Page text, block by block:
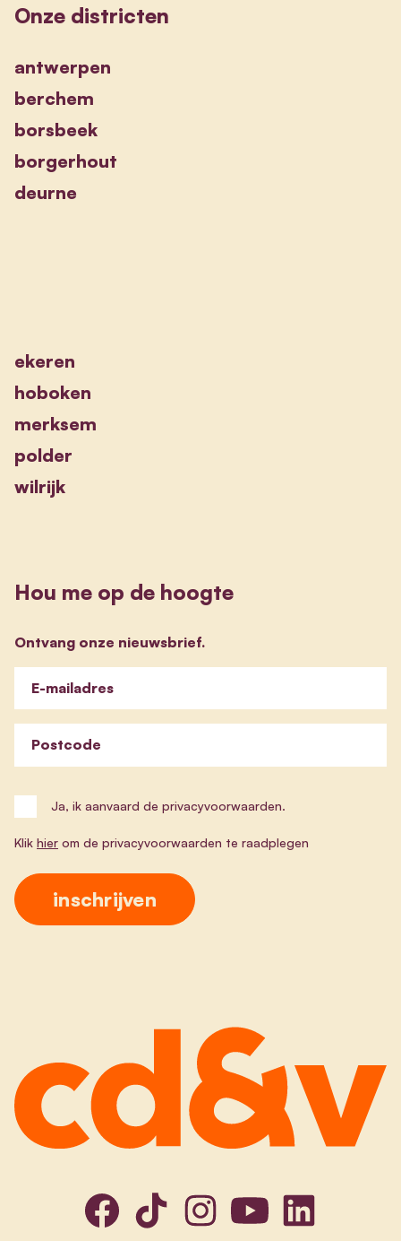
Onze districten
antwerpen
berchem
borsbeek
borgerhout
deurne
ekeren
hoboken
merksem
polder
wilrijk
Hou me op de hoogte
Ontvang onze nieuwsbrief.
E-mailadres
Postcode
Ja, ik aanvaard de privacyvoorwaarden.
Klik hier om de privacyvoorwaarden te raadplegen